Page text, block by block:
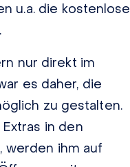
u.a. die kostenlose
nur direkt im
es daher, die
zu gestalten.
in den
werden ihm auf